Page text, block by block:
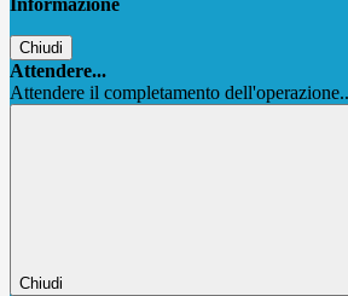
Informazione
Chiudi
Attendere...
Attendere il completamento
Chiudi